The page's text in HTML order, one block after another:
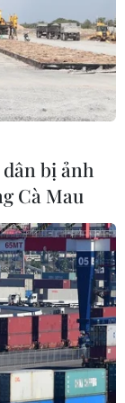
ngày 15/10.
19
bị ảnh
Cà Mau